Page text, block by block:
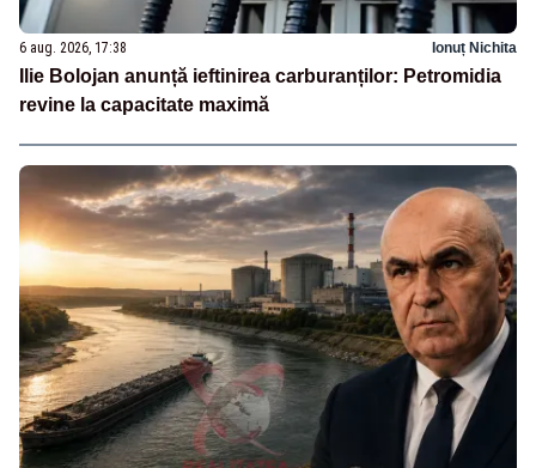
6 aug. 2026, 17:38 Ionuț Nichita
Ilie Bolojan anunță ieftinirea carburanților: Petromidia
revine la capacitate maximă